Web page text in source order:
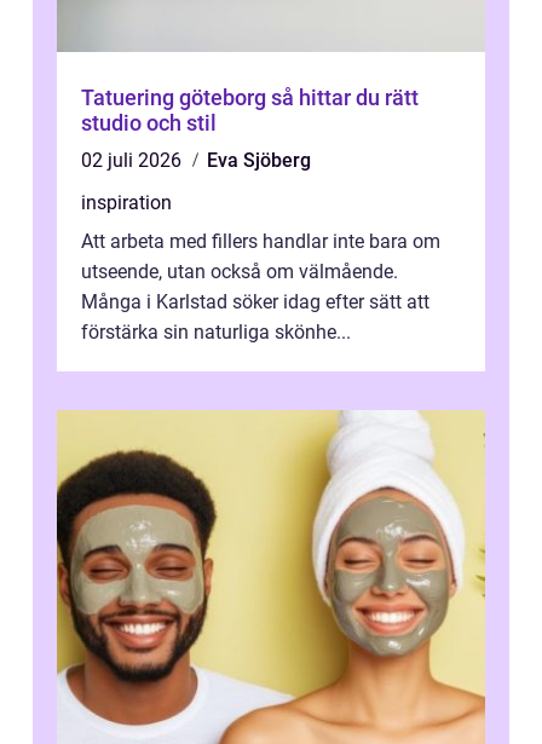
Tatuering göteborg så hittar du rätt
studio och stil
02 juli 2026
Eva Sjöberg
inspiration
Att arbeta med fillers handlar inte bara om
utseende, utan också om välmående.
Många i Karlstad söker idag efter sätt att
förstärka sin naturliga skönhe...